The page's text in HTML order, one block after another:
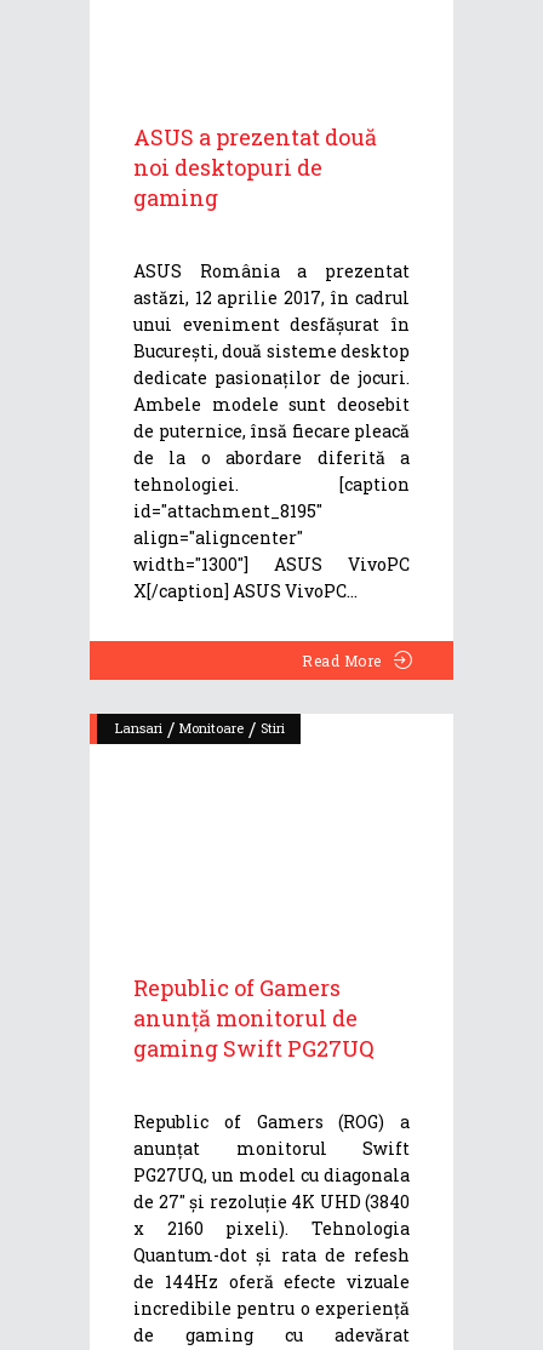
ASUS a prezentat două
noi desktopuri de
gaming
ASUS România a prezentat
astăzi, 12 aprilie 2017, în cadrul
unui eveniment desfășurat în
București, două sisteme desktop
dedicate pasionaților de jocuri.
Ambele modele sunt deosebit
de puternice, însă fiecare pleacă
de la o abordare diferită a
tehnologiei. [caption
id="attachment_8195"
align="aligncenter"
width="1300"] ASUS VivoPC
X[/caption] ASUS VivoPC
Read More
Lansari / Monitoare / Stiri
Republic of Gamers
anunță monitorul de
gaming Swift PG27UQ
Republic of Gamers (ROG) a
anunțat monitorul Swift
PG27UQ, un model cu diagonala
de 27" și rezoluție 4K UHD (3840
x 2160 pixeli). Tehnologia
Quantum-dot și rata de refesh
de 144Hz oferă efecte vizuale
incredibile pentru o experiență
de gaming cu adevărat